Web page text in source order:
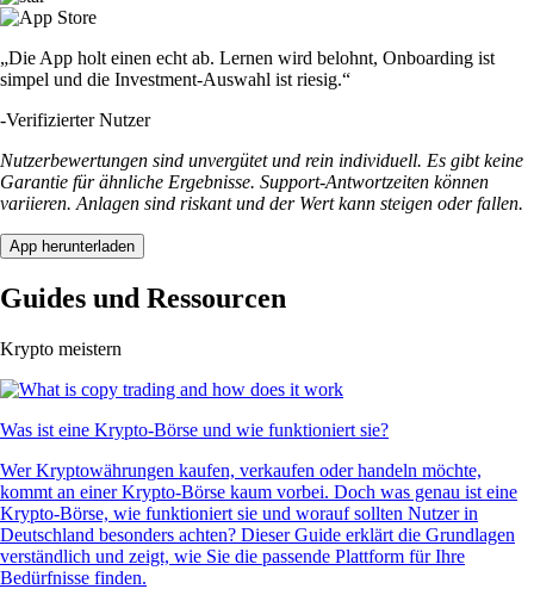
„Die App holt einen echt ab. Lernen wird belohnt, Onboarding ist
simpel und die Investment-Auswahl ist riesig.“
-Verifizierter Nutzer
Nutzerbewertungen sind unvergütet und rein individuell. Es gibt keine
Garantie für ähnliche Ergebnisse. Support-Antwortzeiten können
variieren. Anlagen sind riskant und der Wert kann steigen oder fallen.
App herunterladen
Guides und Ressourcen
Krypto meistern
Was ist eine Krypto-Börse und wie funktioniert sie?
Wer Kryptowährungen kaufen, verkaufen oder handeln möchte,
kommt an einer Krypto-Börse kaum vorbei. Doch was genau ist eine
Krypto-Börse, wie funktioniert sie und worauf sollten Nutzer in
Deutschland besonders achten? Dieser Guide erklärt die Grundlagen
verständlich und zeigt, wie Sie die passende Plattform für Ihre
Bedürfnisse finden.